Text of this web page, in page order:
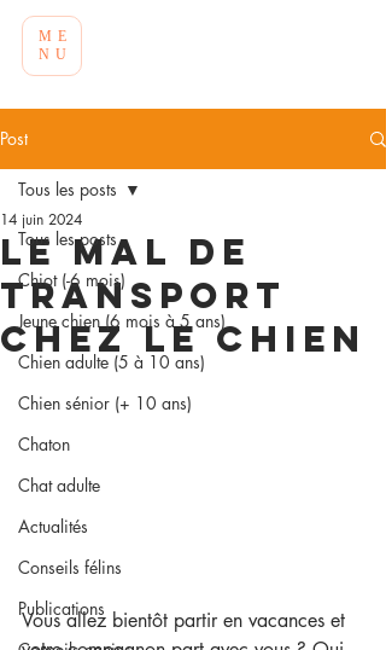
ME
NU
Post
Tous les posts
Chiot (-6 mois)
Jeune chien (6 mois à 5 ans)
Chien adulte (5 à 10 ans)
Chien sénior (+ 10 ans)
Chaton
Chat adulte
Actualités
Conseils félins
Publications
Tous les posts
Le mal de
transport
chez le chien
14 juin 2024
Vous allez bientôt partir en vacances et